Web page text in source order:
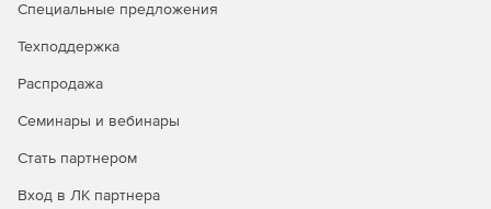
Специальные предложения
Техподдержка
Распродажа
Семинары и вебинары
Стать партнером
Вход в ЛК партнера